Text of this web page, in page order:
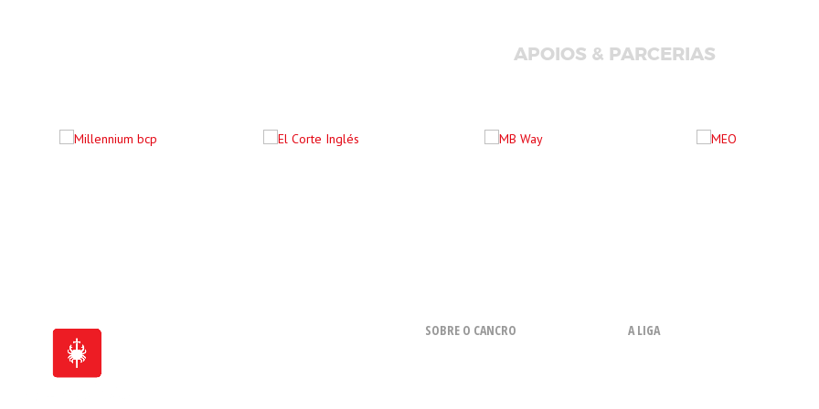
APOIOS & PARCERIAS
SOBRE O CANCRO
A LIGA